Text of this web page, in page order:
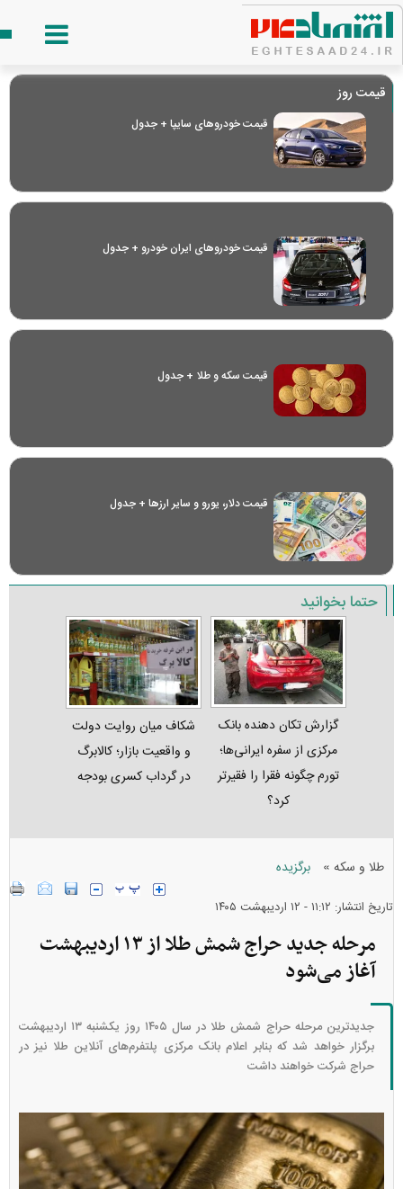
قیمت روز
قیمت خودرو‌های سایپا + جدول
قیمت خودرو‌های ایران خودرو + جدول
قیمت سکه و طلا + جدول
قیمت دلار، یورو و سایر ارز‌ها + جدول
حتما بخوانید
گزارش تکان‌ دهنده بانک
مرکزی از سفره ایرانی‌ها؛
تورم چگونه فقرا را فقیرتر
کرد؟
شکاف میان روایت دولت
و واقعیت بازار؛ کالابرگ
در گرداب کسری بودجه
طلا و سکه » برگزیده
تاریخ انتشار: ۱۱:۱۲ - ۱۲ ارديبهشت ۱۴۰۵
مرحله جدید حراج شمش طلا از ۱۳ اردیبهشت
آغاز می‌شود
جدیدترین مرحله حراج شمش طلا در سال ۱۴۰۵ روز یکشنبه ۱۳ اردیبهشت
برگزار خواهد شد که بنابر اعلام بانک مرکزی پلتفرم‌های آنلاین طلا نیز در
حراج شرکت خواهند داشت